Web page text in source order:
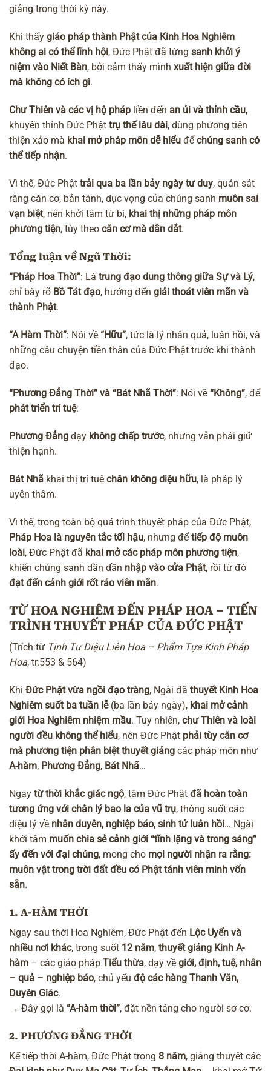
giảng trong thời kỳ này.
Khi thấy giáo pháp thành Phật của Kinh Hoa Nghiêm
không ai có thể lĩnh hội, Đức Phật đã từng sanh khởi ý
niệm vào Niết Bàn, bởi cảm thấy mình xuất hiện giữa đời
mà không có ích gì.
Chư Thiên và các vị hộ pháp liền đến an ủi và thỉnh cầu,
khuyến thỉnh Đức Phật trụ thế lâu dài, dùng phương tiện
thiện xảo mà khai mở pháp môn dễ hiểu đểchúng sanh có
thể tiếp nhận.
Vì thế, Đức Phật trải qua ba lần bảy ngày tư duy, quán sát
rằng căn cơ, bản tánh, dục vọng của chúng sanh muôn sai
vạn biệt, nên khởi tâm từ bi, khai thị những pháp môn
phương tiện, tùy theo căn cơ mà dẫn dắt.
Tổng luận về Ngũ Thời:
“Pháp Hoa Thời”: Là trung đạo dung thông giữa Sự và Lý,
chỉ bày rõ Bồ Tát đạo, hướng đến giải thoát viên mãn và
thành Phật.
“A Hàm Thời”: Nói về “Hữu”, tức là lý nhân quả, luân hồi, và
những câu chuyện tiền thân của Đức Phật trước khi thành
đạo.
“Phương Đẳng Thời” và “Bát Nhã Thời”: Nói về “Không”, để
phát triển trí tuệ:
Phương Đẳng dạy không chấp trước, nhưng vẫn phải giữ
thiện hạnh.
Bát Nhã khai thị trí tuệ chân không diệu hữu, là pháp lý
uyên thâm.
Vì thế, trong toàn bộ quá trình thuyết pháp của Đức Phật,
Pháp Hoa là nguyên tắc tối hậu, nhưng đểtiếp độ muôn
loài, Đức Phật đã khai mở các pháp môn phương tiện,
khiến chúng sanh dần dần nhập vào cửa Phật, rồi từ đó
đạt đến cảnh giới rốt ráo viên mãn.
TỪ HOA NGHIÊM ĐẾN PHÁP HOA – TIẾN
TRÌNH THUYẾT PHÁP CỦA ĐỨC PHẬT
(Trích từ Tịnh Tư Diệu Liên Hoa – Phẩm Tựa Kinh Pháp
Hoa, tr.553 & 564)
Khi Đức Phật vừa ngồi đạo tràng, Ngài đã thuyết Kinh Hoa
Nghiêm suốt ba tuần lễ(ba lần bảy ngày), khai mở cảnh
giới Hoa Nghiêm nhiệm mầu. Tuy nhiên, chư Thiên và loài
người đều không thể hiểu, nên Đức Phật phải tùy căn cơ
mà phương tiện phân biệt thuyết giảng các pháp môn như
A-hàm, Phương Đẳng, Bát Nhã…
Ngay từ thời khắc giác ngộ, tâm Đức Phật đã hoàn toàn
tương ứng với chân lý bao la của vũ trụ, thông suốt các
diệu lý về nhân duyên, nghiệp báo, sinh tử luân hồi… Ngài
khởi tâm muốn chia sẻ cảnh giới “tĩnh lặng và trong sáng”
ấy đến với đại chúng, mong cho mọi người nhận ra rằng:
muôn vật trong trời đất đều có Phật tánh viên minh vốn
sẵn.
1. A-HÀM THỜI
Ngay sau thời Hoa Nghiêm, Đức Phật đến Lộc Uyển và
nhiều nơi khác, trong suốt 12 năm, thuyết giảng Kinh A-
hàm – các giáo pháp Tiểu thừa, dạy về giới, định, tuệ, nhân
– quả – nghiệp báo, chủ yếu độ các hàng Thanh Văn,
Duyên Giác.
→ Đây gọi là “A-hàm thời”, đặt nền tảng cho người sơ cơ.
2. PHƯƠNG ĐẲNG THỜI
Kế tiếp thời A-hàm, Đức Phật trong 8 năm, giảng thuyết các